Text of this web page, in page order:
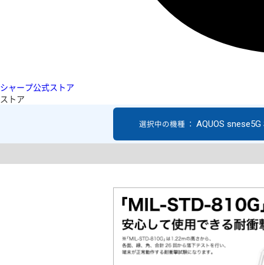
シャープ公式ストア
ストア
選択中の機種 ： AQUOS